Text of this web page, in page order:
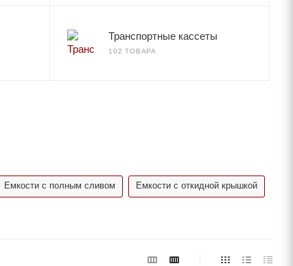
Транспортные кассеты
102 ТОВАРА
Емкости с полным сливом Емкости с откидной крышкой